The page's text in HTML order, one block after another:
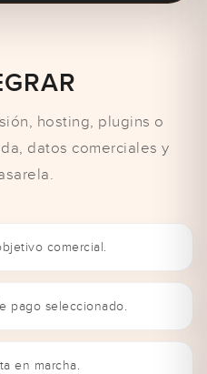
hosting, plugins o
datos comerciales y
comercial.
pago seleccionado.
en marcha.